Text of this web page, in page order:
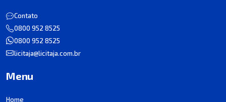
Contato
0800 952 8525
0800 952 8525
licitaja@licitaja.com.br
Menu
Home